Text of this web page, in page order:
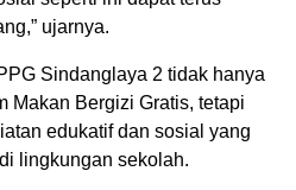
ujarnya.
Sindanglaya 2 tidak hanya
Makan Bergizi Gratis, tetapi
edukatif dan sosial yang
lingkungan sekolah.